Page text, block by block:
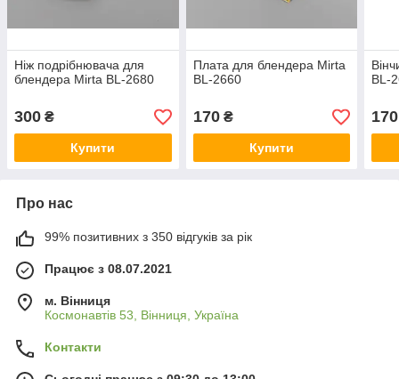
Ніж подрібнювача для
блендера Mirta BL-2680
300 ₴
Купити
Плата для блендера Mirta
BL-2660
170₴
Купити
BL-
170
Про нас
99% позитивних з 350 відгуків за рік
Працює з 08.07.2021
м. Вінниця
Космонавтів 53, Вінниця, Україна
Контакти